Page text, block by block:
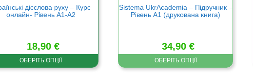
дієслова руху – Курс
онлайн- Рівень А1-А2
18,90€
ОБЕРІТЬ ОПЦІЇ
Sistema UkrAcademia – Підручник –
Рівень А1 (друкована книга)
34,90 €
ОБЕРІТЬ ОПЦІЇ